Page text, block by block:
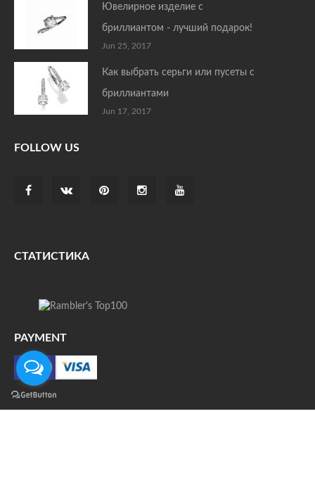
Ювелирное изделие с
бриллиантом - лучший подарок!
Jun 25, 2017
Как выбрать серьги или пусеты с
бриллиантами
Jun 17, 2017
FOLLOW US
СТАТИСТИКА
PAYMENT